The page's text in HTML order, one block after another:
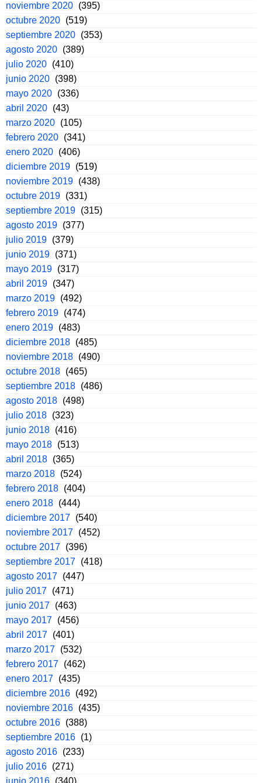
noviembre 2020 (395)
octubre 2020 (519)
septiembre 2020 (353)
agosto 2020 (389)
julio 2020 (410)
junio 2020 (398)
mayo 2020 (336)
abril 2020 (43)
marzo 2020 (105)
febrero 2020 (341)
enero 2020 (406)
diciembre 2019 (519)
noviembre 2019 (438)
octubre 2019 (331)
septiembre 2019 (315)
agosto 2019 (377)
julio 2019 (379)
junio 2019 (371)
mayo 2019 (317)
abril 2019 (347)
marzo 2019 (492)
febrero 2019 (474)
enero 2019 (483)
diciembre 2018 (485)
noviembre 2018 (490)
octubre 2018 (465)
septiembre 2018 (486)
agosto 2018 (498)
julio 2018 (323)
junio 2018 (416)
mayo 2018 (513)
abril 2018 (365)
marzo 2018 (524)
febrero 2018 (404)
enero 2018 (444)
diciembre 2017 (540)
noviembre 2017 (452)
octubre 2017 (396)
septiembre 2017 (418)
agosto 2017 (447)
julio 2017 (471)
junio 2017 (463)
mayo 2017 (456)
abril 2017 (401)
marzo 2017 (532)
febrero 2017 (462)
enero 2017 (435)
diciembre 2016 (492)
noviembre 2016 (435)
octubre 2016 (388)
septiembre 2016 (1)
agosto 2016 (233)
julio 2016 (271)
junio 2016 (340)